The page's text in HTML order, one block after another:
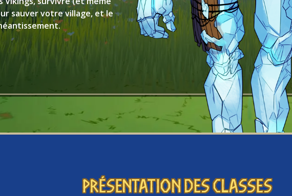
sauver votre village, et le
PRÉSENTATION DES CLASSES